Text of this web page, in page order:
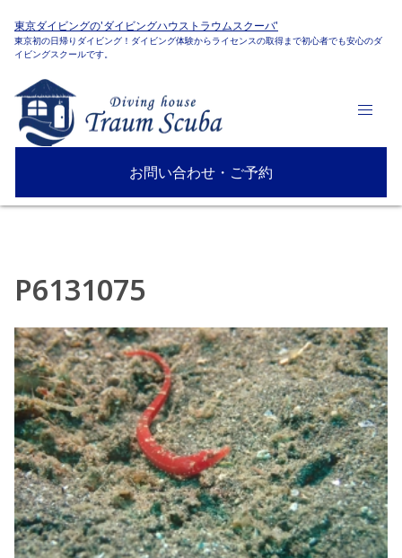
東京ダイビングの'ダイビングハウストラウムスクーバ'
東京初の日帰りダイビング！ダイビング体験からライセンスの取得まで初心者でも安心のダ
イビングスクールです。
お問い合わせ・ご予約
P6131075